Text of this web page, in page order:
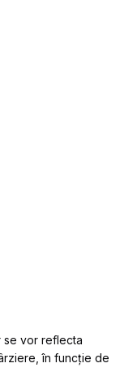
se vor reflecta
în funcție de